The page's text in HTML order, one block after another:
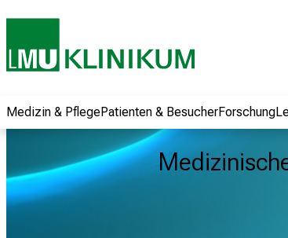
Medizin & PflegePatienten & BesucherForschung
Informationen zu
Jobs, Ausbildungen
Weiterbildungen.
Kommen Sie
vorbei, tauschen
Sie sich mit
Kollegen aus und